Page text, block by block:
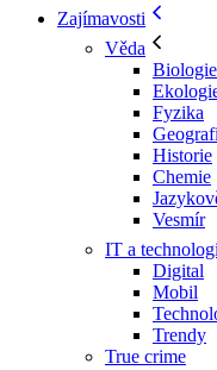
Zajímavosti
Věda
Biologie
Fyzika
Historie
Chemie
Vesmír
IT a
Digital
Mobil
Trendy
True crime